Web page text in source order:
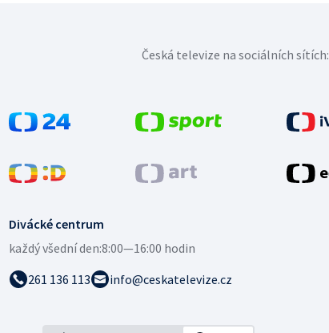
Divácké centrum
každý všední den:8:00—16:00 hodin
261 136 113
info@ceskatelevize.cz
Česká televize na sociálních sítích: